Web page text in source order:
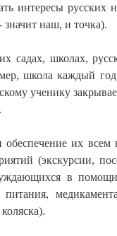
интересы русских
значит наш, и точка).
садах, школах,
школа каждый год
ученику
их всем
(экскурсии,
в